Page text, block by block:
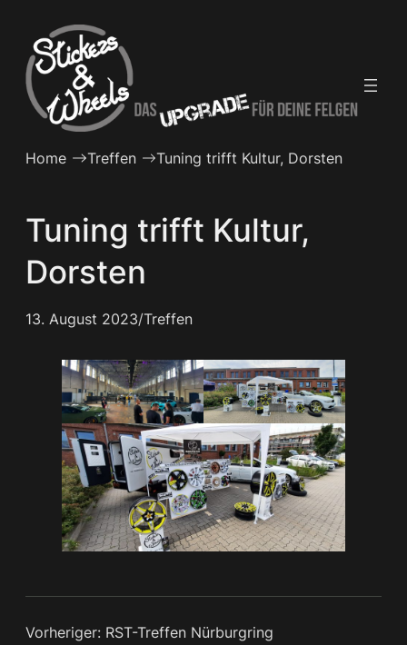
Inhalt
springen
Home Treffen Tuning trifft Kultur, Dorsten
Tuning trifft Kultur,
Dorsten
13. August 2023/Treffen
Vorheriger: RST-Treffen Nürburgring